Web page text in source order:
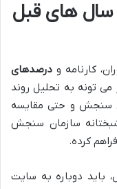
سال های قبل
کارنامه و درصدهای
تونه به تحلیل روند
سنجش و حتی مقایسه
سازمان سنجش
کرده.
باید دوباره به سایت